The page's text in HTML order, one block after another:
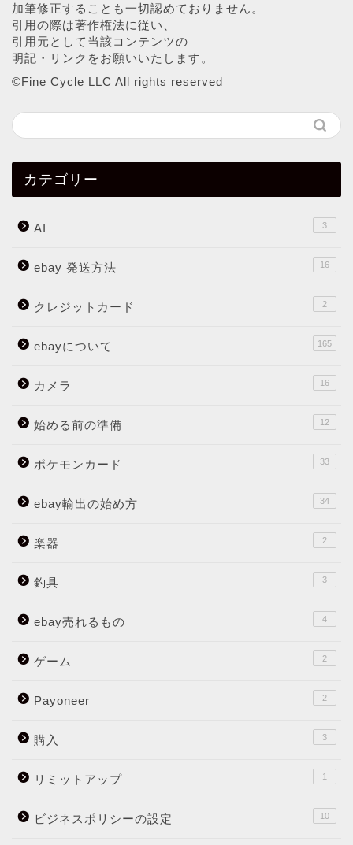
加筆修正することも一切認めておりません。
引用の際は著作権法に従い、
引用元として当該コンテンツの
明記・リンクをお願いいたします。
©︎Fine Cycle LLC All rights reserved
カテゴリー
AI 3
ebay 発送方法 16
クレジットカード 2
ebayについて 165
カメラ 16
始める前の準備 12
ポケモンカード 33
ebay輸出の始め方 34
楽器 2
釣具 3
ebay売れるもの 4
ゲーム 2
Payoneer 2
購入 3
リミットアップ 1
ビジネスポリシーの設定 10